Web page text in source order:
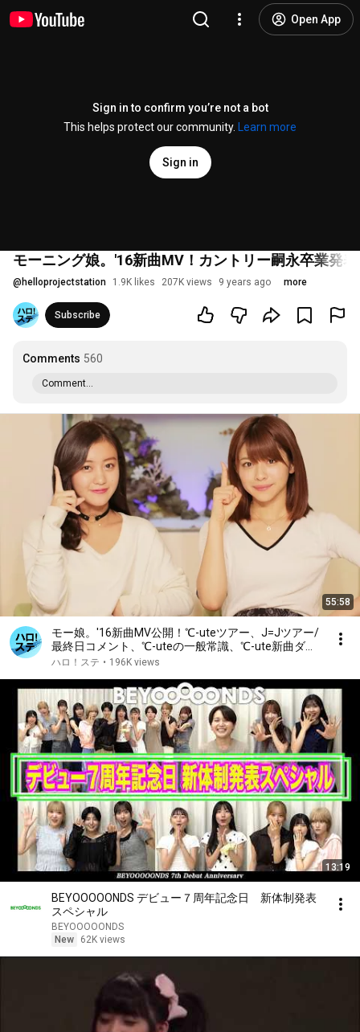
Open App
Sign in to confirm you’re not a bot
This helps protect our community.
Learn more
Sign in
モーニング娘。'16新曲MV！カントリー嗣永卒業発
@ helloprojectstation 1.9K likes 207K views 9 years ago more
Subscribe
Comments 560
Comment...
55:58
モー娘。'16新曲MV公開！℃-uteツアー、J=Jツアー/
最終日コメント、℃-uteの一般常識、℃-ute新曲ダン
スレッスン！和田彩花ヘアアレンジ MC:萩原舞・金澤
ハロ！ステ • 196K views
13:19
BEYOOOOONDS デビュー７周年記念日 新体制発表
スペシャル
BEYOOOOONDS
New
62K views